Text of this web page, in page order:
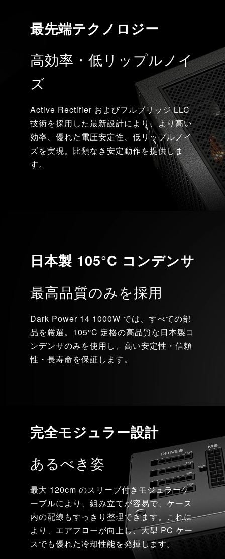
最先端テクノロジー
高効率・低リップルノイ
ズ
Active Rectifier およびフルブリッジ LLC
技術を採用した最新設計により、より高い
効率、優れた電圧安定性、低リップルノイ
ズを実現。比類なき安定動作を提供しま
す。
日本製 105°C コンデンサ
最高品質のみを採用
Dark Power 14 1000W では、すべての部
品を厳選。105°C 定格の高品質な日本製コ
ンデンサのみを使用し、高い安定性・信頼
性・長寿命を保証します。
完全モジュラー設計
あるべき姿
最大 120cm のスリーブ付きモジュラーケ
ーブルにより、組み立てが容易で、ケース
内の配線もすっきり整理できます。これに
より、エアフローが向上し、大型 PC ケー
スでも優れた冷却性能を発揮します。